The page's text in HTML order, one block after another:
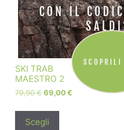
SKI TRAB
MAESTRO 2
79,90€ 69,00€
Scegli
CON IL
SCOPRILI